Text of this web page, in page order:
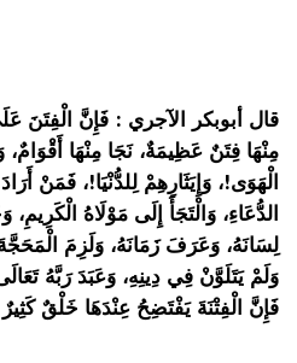
قال أبوبكر الآجري : فَإِنَّ الْفِتَنَ
مِنْهَا فِتَنٌ عَظِيمَةٌ، نَجَا مِنْهَا أَقْوَامٌ،
الْهَوَى!، وَإِيَثَارِهِمْ لِلدُّنْيَا!، فَمَنْ
الدُّعَاءِ، وَالْتَجَأَ إِلَى مَوْلَاهُ
لِسَانَهُ، وَعَرَفَ زَمَانَهُ، وَلَزِمَ
وَلَمْ يَتَلَوَّنْ فِي دِينِهِ، وَعَبَدَ رَبَّهُ
فَإِنَّ الْفِتْنَةَ يَفْتَضِحُ عِنْدَهَا خَلْقٌ كَثِيرٌ